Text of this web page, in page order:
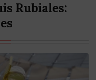
Rubiales: